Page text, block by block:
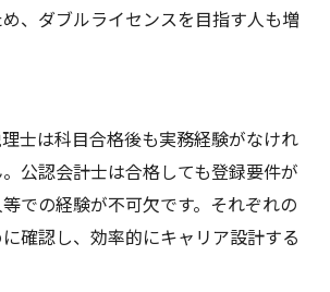
、ダブルライセンスを目指す人も増
士は科目合格後も実務経験がなけれ
公認会計士は合格しても登録要件が
での経験が不可欠です。それぞれの
確認し、効率的にキャリア設計する